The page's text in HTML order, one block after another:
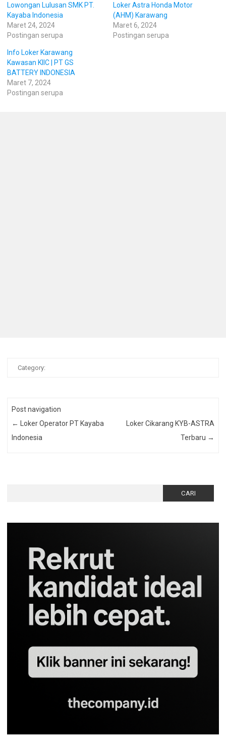
Lowongan Lulusan SMK PT.
Kayaba Indonesia
Maret 24, 2024
Postingan serupa
Loker Astra Honda Motor
(AHM) Karawang
Maret 6, 2024
Postingan serupa
Info Loker Karawang
Kawasan KIIC | PT GS
BATTERY INDONESIA
Maret 7, 2024
Postingan serupa
Category:
Post navigation
←
Loker Operator PT Kayaba
Indonesia
Loker Cikarang KYB-ASTRA
Terbaru →